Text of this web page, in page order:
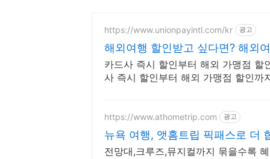
https://www.unionpayintl.com/kr 광고
해외여행 할인받고 싶다면? 해외
카드사 즉시 할인부터 해외 가맹점 할
사 즉시 할인부터 해외 가맹점 할인까
https://www.athometrip.com 광고
뉴욕 여행, 앳홈트립 픽패스로 더
전망대,크루즈,뮤지컬까지 묶을수록